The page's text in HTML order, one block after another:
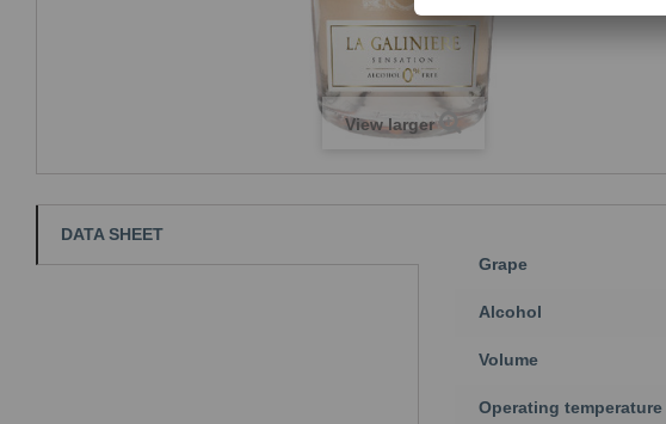
View larger
DATA SHEET
Grape
Alcohol
Volume
Operating temperature